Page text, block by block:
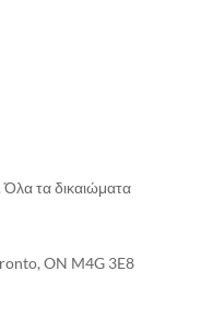
τα δικαιώματα
ON M4G 3E8